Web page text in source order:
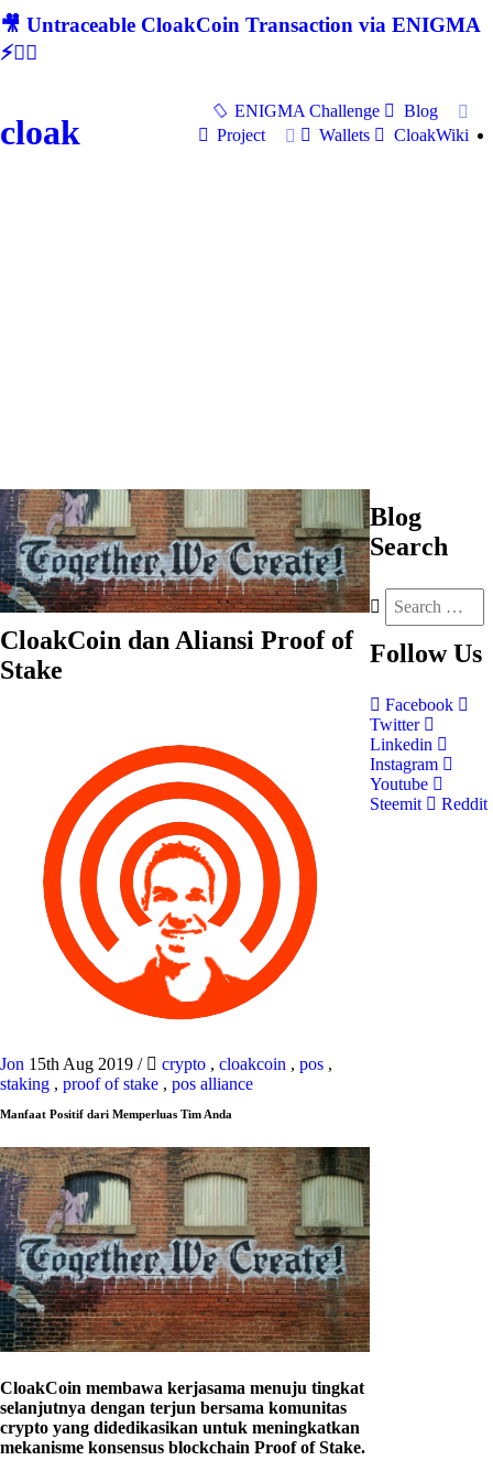
🎥 Untraceable CloakCoin Transaction via ENIGMA
⚡🕵‍♂
cloak
ENIGMA Challenge
Blog
Project
Wallets CloakWiki
CloakCoin dan Aliansi Proof of
Stake
Jon 15th Aug 2019 / crypto , cloakcoin , pos ,
staking , proof of stake , pos alliance
Manfaat Positif dari Memperluas Tim Anda
CloakCoin membawa kerjasama menuju tingkat
selanjutnya dengan terjun bersama komunitas
crypto yang didedikasikan untuk meningkatkan
mekanisme konsensus blockchain Proof of Stake.
Blog
Search
Follow Us
Facebook
Twitter
Linkedin
Instagram
Youtube
Steemit
Reddit